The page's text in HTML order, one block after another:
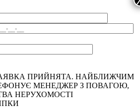
ПРИЙНЯТА. НАЙБЛИЖЧИМ
МЕНЕДЖЕР З ПОВАГОЮ,
НЕРУХОМОСТІ